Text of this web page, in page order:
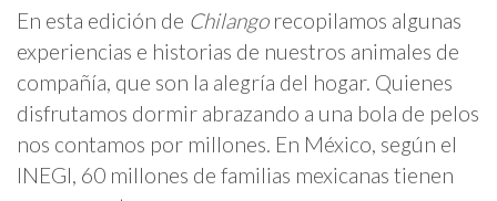
En esta edición de Chilangorecopilamos algunas
experiencias e historias de nuestros animales de
compañía, que son la alegría del hogar. Quienes
disfrutamos dormir abrazando a una bola de pelos
nos contamos por millones. En México, según el
INEGI, 60 millones de familias mexicanas tienen